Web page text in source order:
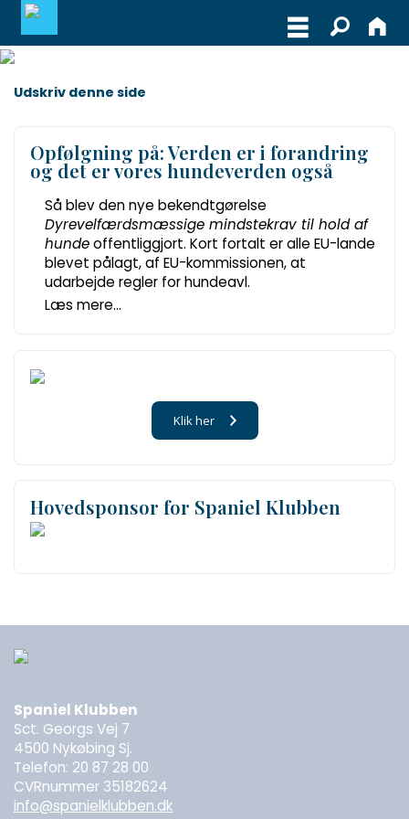
MEDLEMSLOGIN
WEBSHOP
Udskriv denne side
Opfølgning på: Verden er i forandring
og det er vores hundeverden også
Så blev den nye bekendtgørelse
Dyrevelfærdsmæssige mindstekrav til hold af
hundeoffentliggjort. Kort fortalt er alle EU-lande
blevet pålagt, af EU-kommissionen, at
udarbejde regler for hundeavl.
Læs mere...
Klik her
Hovedsponsor for Spaniel Klubben
Spaniel Klubben
Sct. Georgs Vej 7
4500 Nykøbing Sj.
Telefon: 20 87 28 00
CVRnummer 35182624
info@spanielklubben.dk